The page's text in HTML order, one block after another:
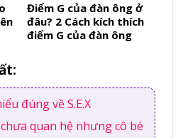
Điểm G của đàn ông ở
đâu? 2 Cách kích thích
điểm G của đàn ông
đúng về S.E.X
quan hệ nhưng cô bé